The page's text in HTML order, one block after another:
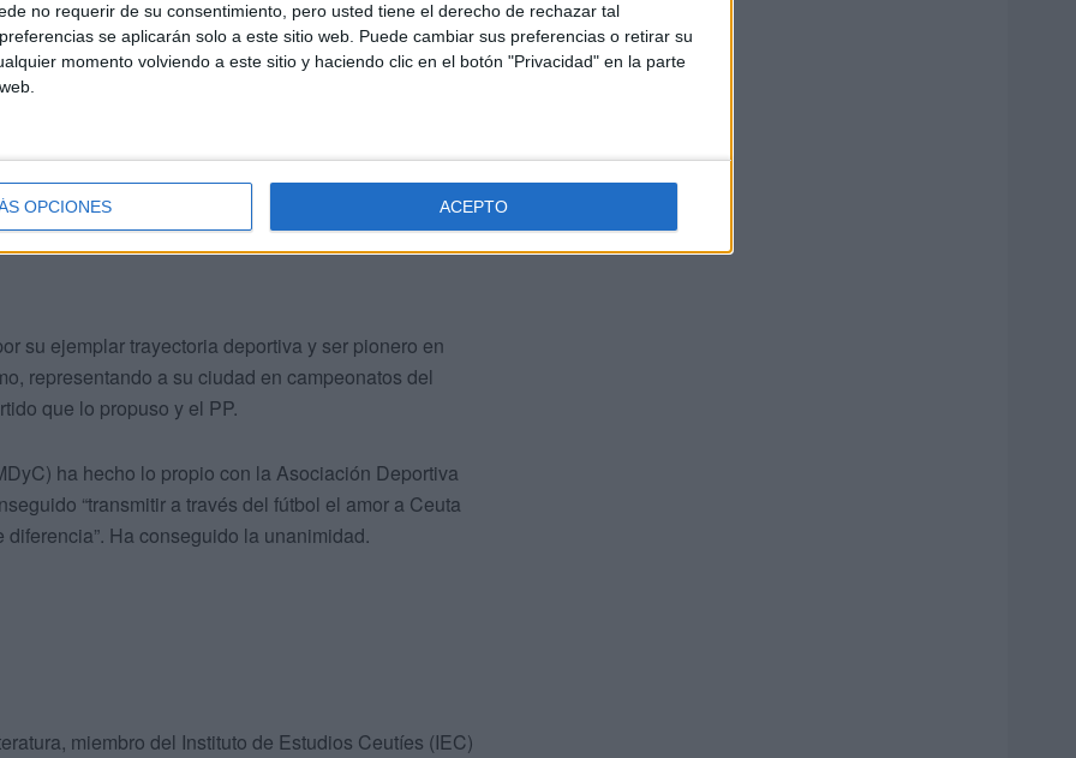
no requerir de su consentimiento, pero usted tiene el derecho de rechazar tal
se aplicarán solo a este sitio web. Puede cambiar sus preferencias o retirar su
momento volviendo a este sitio y haciendo clic en el botón "Privacidad" en la parte
OPCIONES ACEPTO
en UGT y diputado del Grupo Socialista en la
asesoramiento de los trabajadores y en la defensa
su ejemplar trayectoria deportiva y ser pionero en
representando a su ciudad en campeonatos del
que lo propuso y el PP.
ha hecho lo propio con la Asociación Deportiva
“transmitir a través del fútbol el amor a Ceuta
Ha conseguido la unanimidad.
miembro del Instituto de Estudios Ceutíes (IEC)